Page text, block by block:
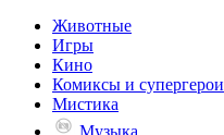
Животные
Игры
Кино
Комиксы и супергерои
Мистика